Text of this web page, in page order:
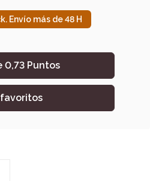
Envío más de 48 H
0,73 Puntos